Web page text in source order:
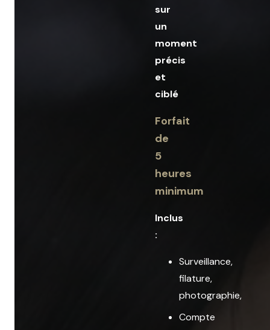
sur
un
moment
précis
et
ciblé
Forfait
de
5
heures
minimum
Inclus
:
Surveillance,
filature,
photographie,
Compte